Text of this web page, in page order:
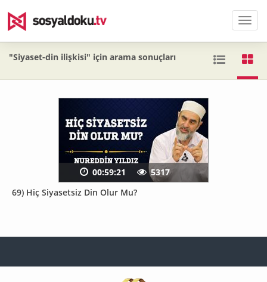
Menü
"Siyaset-din ilişkisi" için arama sonuçları
69) Hiç Siyasetsiz Din Olur Mu?
00:59:21 5317